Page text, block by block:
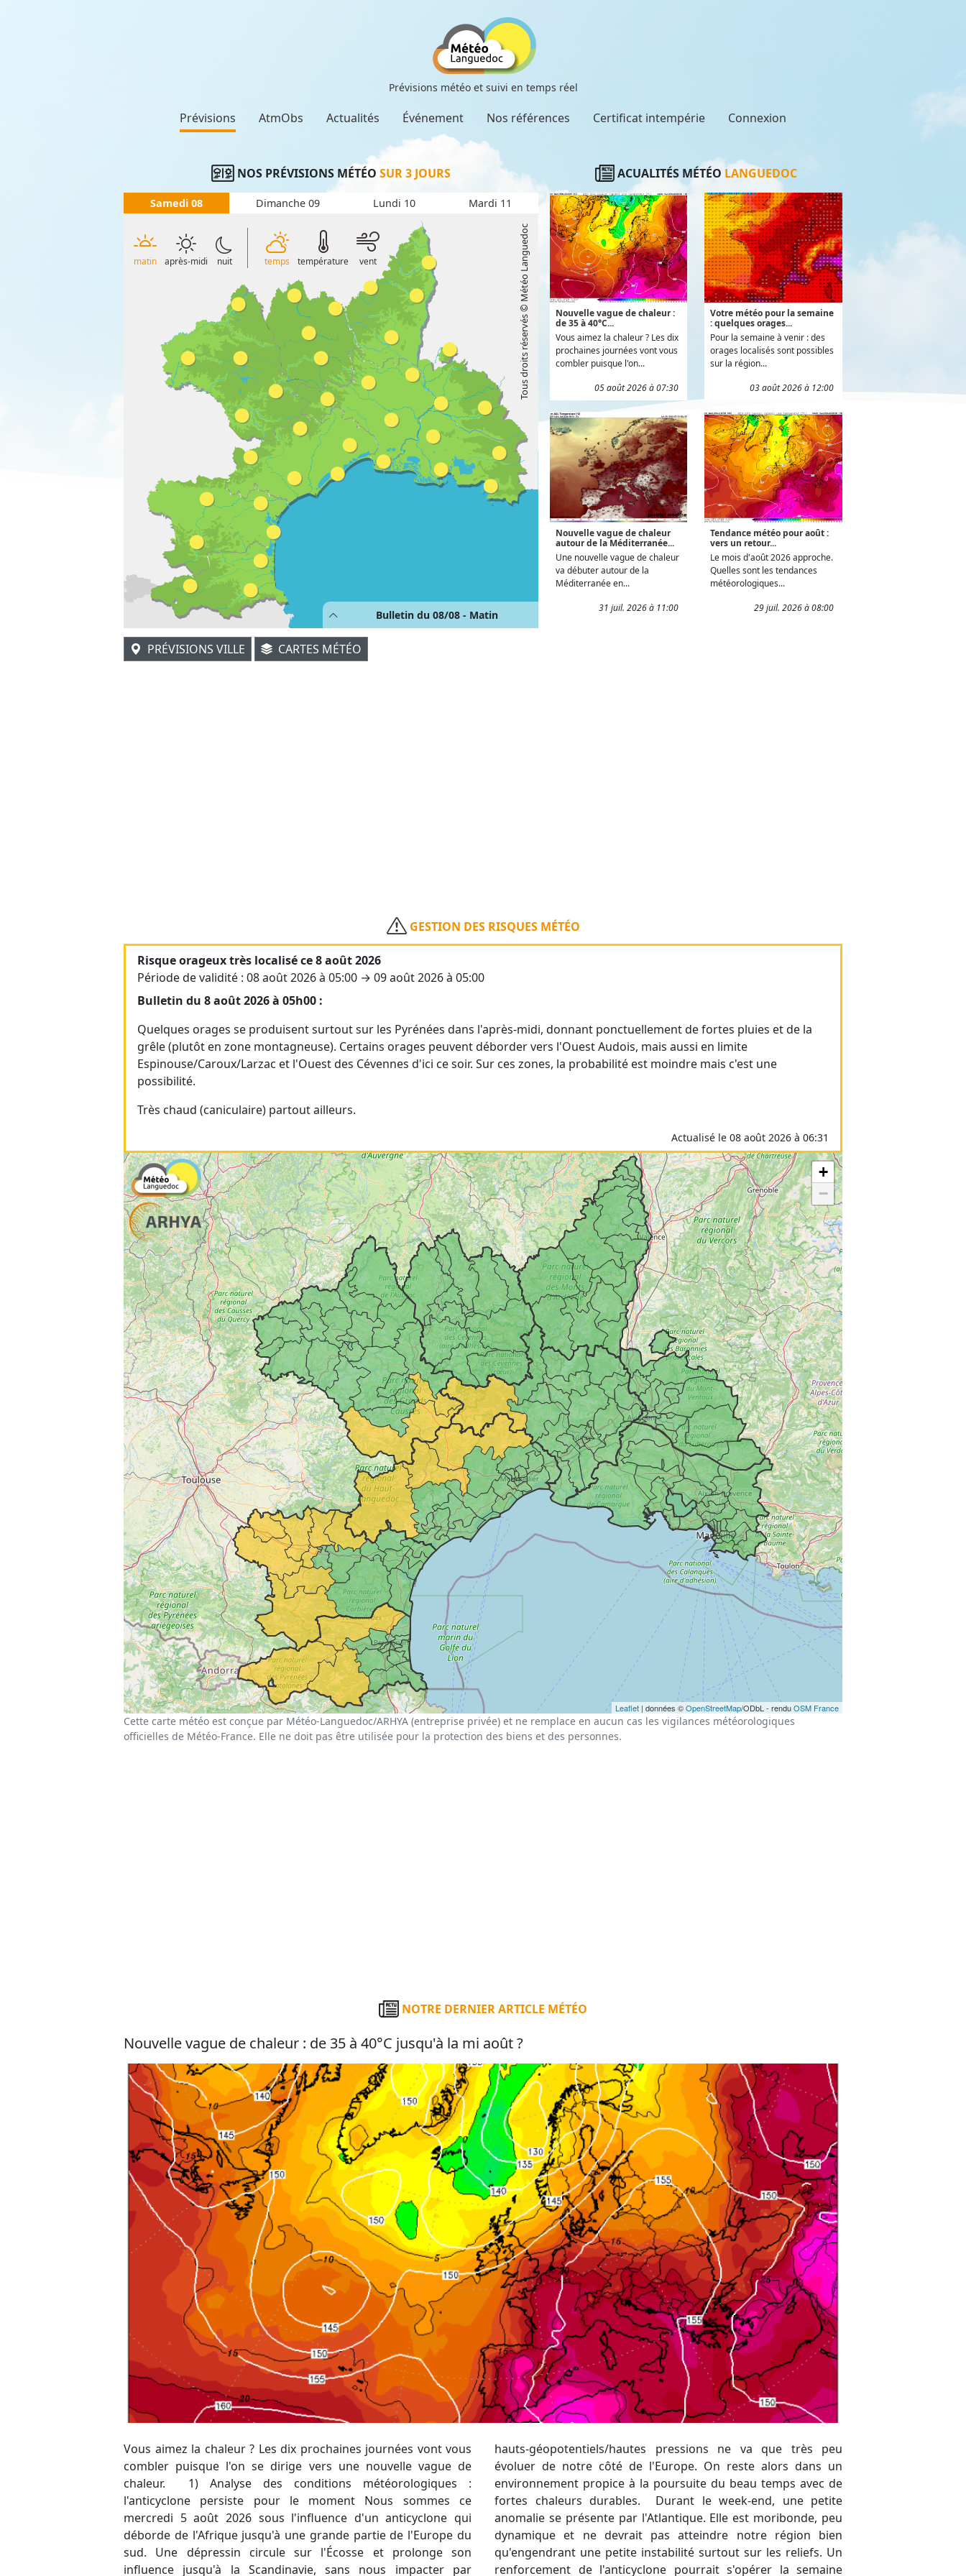
Prévisions météo et suivi en temps réel
Prévisions AtmObs Actualités Événement Nos références Certificat intempérie Connexion
NOS PRÉVISIONS MÉTÉO SUR 3 JOURS
Samedi 08 Dimanche 09 Lundi 10 Mardi 11
matin après-midi nuit temps température vent Tous droits réservés © Météo Languedoc
Bulletin du 08/08 - Matin
PRÉVISIONS VILLE CARTES MÉTÉO
ACUALITÉS MÉTÉO LANGUEDOC
Nouvelle vague de chaleur :
de 35 à 40°C...
Vous aimez la chaleur ? Les dix
prochaines journées vont vous
combler puisque l'on...
05 août 2026 à 07:30
Votre météo pour la semaine
: quelques orages...
Pour la semaine à venir : des
orages localisés sont possibles
sur la région...
03 août 2026 à 12:00
Nouvelle vague de chaleur
autour de la Méditerranée...
Une nouvelle vague de chaleur
va débuter autour de la
Méditerranée en...
31 juil. 2026 à 11:00
Tendance météo pour août :
vers un retour...
Le mois d'août 2026 approche.
Quelles sont les tendances
météorologiques...
29 juil. 2026 à 08:00
GESTION DES RISQUES MÉTÉO
Risque orageux très localisé ce 8 août 2026
Période de validité : 08 août 2026 à 05:00 → 09 août 2026 à 05:00
Bulletin du 8 août 2026 à 05h00 :
Quelques orages se produisent surtout sur les Pyrénées dans l'après-midi, donnant ponctuellement de fortes pluies et de la
grêle (plutôt en zone montagneuse). Certains orages peuvent déborder vers l'Ouest Audois, mais aussi en limite
Espinouse/Caroux/Larzac et l'Ouest des Cévennes d'ici ce soir. Sur ces zones, la probabilité est moindre mais c'est une
possibilité.
Très chaud (caniculaire) partout ailleurs.
Actualisé le 08 août 2026 à 06:31
+
−
Leaflet | données ©OpenStreetMap/ODbL - renduOSM France
Cette carte météo est conçue par Météo-Languedoc/ARHYA (entreprise privée) et ne remplace en aucun cas les vigilances météorologiques
officielles de Météo-France. Elle ne doit pas être utilisée pour la protection des biens et des personnes.
NOTRE DERNIER ARTICLE MÉTÉO
Nouvelle vague de chaleur : de 35 à 40°C jusqu'à la mi août ?
Vous aimez la chaleur ? Les dix prochaines journées vont vous
combler puisque l'on se dirige vers une nouvelle vague de
chaleur. 1) Analyse des conditions météorologiques :
l'anticyclone persiste pour le moment Nous sommes ce
mercredi 5 août 2026 sous l'influence d'un anticyclone qui
déborde de l'Afrique jusqu'à une grande partie de l'Europe du
sud. Une dépressin circule sur l'Écosse et prolonge son
influence jusqu'à la Scandinavie, sans nous impacter par
hauts-géopotentiels/hautes pressions ne va que très peu
évoluer de notre côté de l'Europe. On reste alors dans un
environnement propice à la poursuite du beau temps avec de
fortes chaleurs durables. Durant le week-end, une petite
anomalie se présente par l'Atlantique. Elle est moribonde, peu
dynamique et ne devrait pas atteindre notre région bien
qu'engendrant une petite instabilité surtout sur les reliefs. Un
renforcement de l'anticyclone pourrait s'opérer la semaine